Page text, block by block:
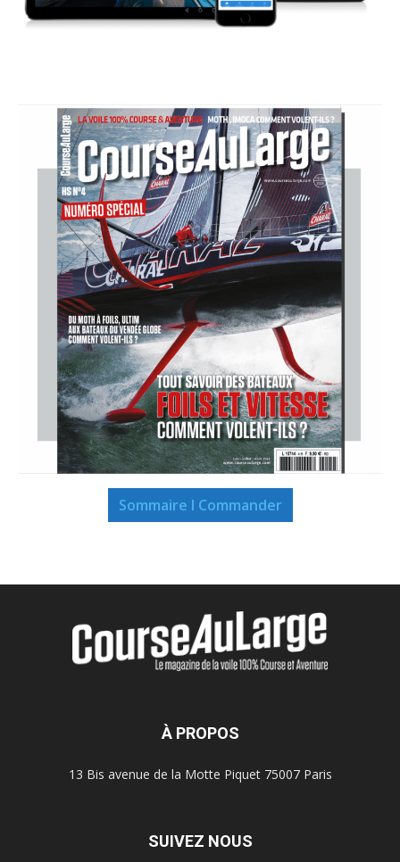
Sommaire I Commander
À PROPOS
13 Bis avenue de la Motte Piquet 75007 Paris
SUIVEZ NOUS